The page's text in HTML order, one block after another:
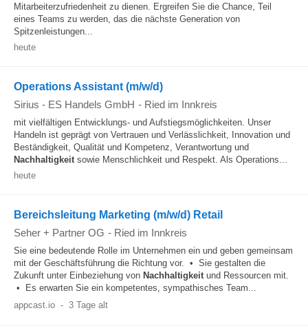
Mitarbeiterzufriedenheit zu dienen. Ergreifen Sie die Chance, Teil
eines Teams zu werden, das die nächste Generation von
Spitzenleistungen...
heute
Operations Assistant (m/w/d)
Sirius - ES Handels GmbH - Ried im Innkreis
mit vielfältigen Entwicklungs- und Aufstiegsmöglichkeiten. Unser
Handeln ist geprägt von Vertrauen und Verlässlichkeit, Innovation und
Beständigkeit, Qualität und Kompetenz, Verantwortung und
Nachhaltigkeitsowie Menschlichkeit und Respekt. Als Operations...
heute
Bereichsleitung Marketing (m/w/d) Retail
Seher + Partner OG - Ried im Innkreis
Sie eine bedeutende Rolle im Unternehmen ein und geben gemeinsam
mit der Geschäftsführung die Richtung vor. • Sie gestalten die
Zukunft unter Einbeziehung von Nachhaltigkeitund Ressourcen mit.
• Es erwarten Sie ein kompetentes, sympathisches Team...
appcast.io - 3 Tage alt